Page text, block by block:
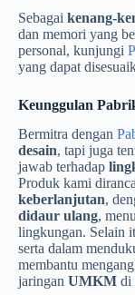
Sebagai kenang-
dan memori yang
personal, kunjungi
yang dapat
Keunggulan
Bermitra dengan
desain, tapi juga
jawab terhadap
Produk kami
keberlanjutan,
didaur ulang,
lingkungan. Selain
serta dalam
membantu
jaringan UMKM di